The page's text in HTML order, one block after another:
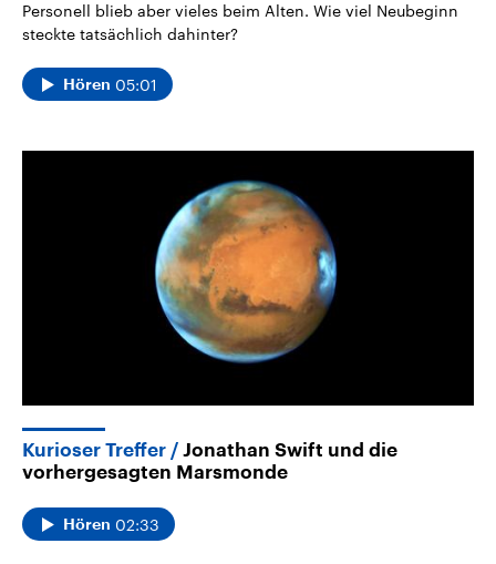
Personell blieb aber vieles beim Alten. Wie viel Neubeginn
steckte tatsächlich dahinter?
Hören 05:01
Kurioser Treffer
Jonathan Swift und die
vorhergesagten Marsmonde
Hören 02:33